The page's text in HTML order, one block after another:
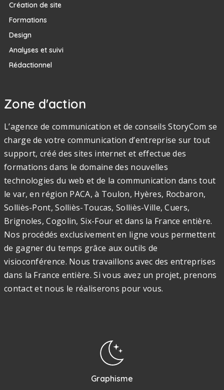
Création de site
Formations
Design
Analyses et suivi
Rédactionnel
Zone d'action
L’agence de communication et de conseils StoryCom se
charge de votre communication d’entreprise sur tout
support, créé des sites internet et effectue des
formations dans le domaine des nouvelles
technologies du web et de la communication dans tout
le var, en région PACA, à Toulon, Hyères, Rocbaron,
Solliès-Pont, Solliès-Toucas, Solliès-Ville, Cuers,
Brignoles, Cogolin, Six-Four et dans la France entière.
Nos procédés exclusivement en ligne vous permettent
de gagner du temps grâce aux outils de
visioconférence. Nous travaillons avec des entreprises
dans la France entière. Si vous avez un projet, prenons
contact et nous le réaliserons pour vous.
Graphisme